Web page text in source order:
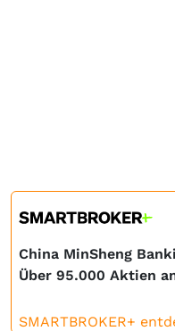
China MinSheng
Über 95.000 Aktien
SMARTBROKER+